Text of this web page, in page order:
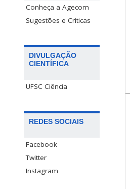
Conheça a Agecom
Sugestões e Críticas
DIVULGAÇÃO
CIENTÍFICA
UFSC Ciência
REDES SOCIAIS
Facebook
Twitter
Instagram